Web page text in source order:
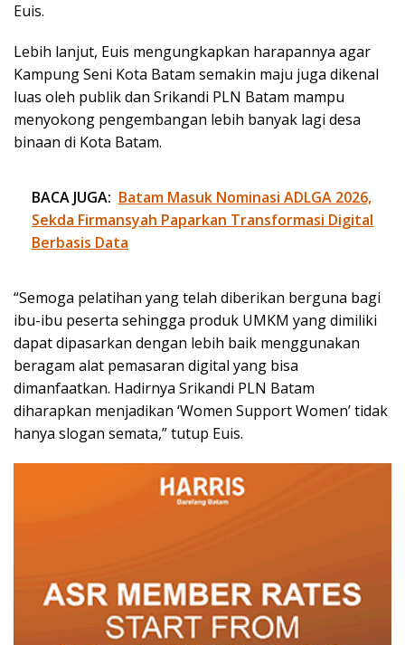
Euis.
Lebih lanjut, Euis mengungkapkan harapannya agar
Kampung Seni Kota Batam semakin maju juga dikenal
luas oleh publik dan Srikandi PLN Batam mampu
menyokong pengembangan lebih banyak lagi desa
binaan di Kota Batam.
BACA JUGA: Batam Masuk Nominasi ADLGA 2026,
Sekda Firmansyah Paparkan Transformasi Digital
Berbasis Data
“Semoga pelatihan yang telah diberikan berguna bagi
ibu-ibu peserta sehingga produk UMKM yang dimiliki
dapat dipasarkan dengan lebih baik menggunakan
beragam alat pemasaran digital yang bisa
dimanfaatkan. Hadirnya Srikandi PLN Batam
diharapkan menjadikan ‘Women Support Women’ tidak
hanya slogan semata,” tutup Euis.